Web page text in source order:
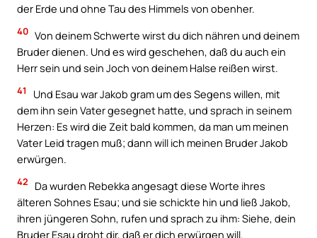
der Erde und ohne Tau des Himmels von obenher.
40 Von deinem Schwerte wirst du dich nähren und deinem
Bruder dienen. Und es wird geschehen, daß du auch ein
Herr sein und sein Joch von deinem Halse reißen wirst.
41
Und Esau war Jakob gram um des Segens willen, mit
dem ihn sein Vater gesegnet hatte, und sprach in seinem
Herzen: Es wird die Zeit bald kommen, da man um meinen
Vater Leid tragen muß; dann will ich meinen Bruder Jakob
erwürgen.
42
Da wurden Rebekka angesagt diese Worte ihres
älteren Sohnes Esau; und sie schickte hin und ließ Jakob,
ihren jüngeren Sohn, rufen und sprach zu ihm: Siehe, dein
Bruder Esau droht dir, daß er dich erwürgen will.